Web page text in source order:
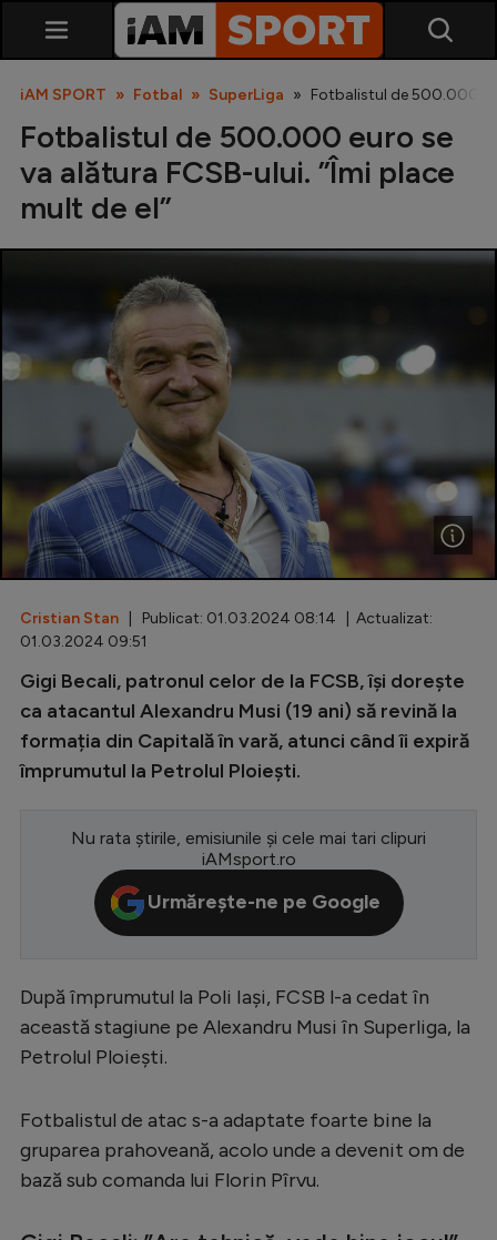
SuperLiga
Liga 2
Cupa României
Echipa Națională
U21
Fotbal feminin
Special
Diverse
Inedit
Champions League
Conference League
CM 2026
Premier League
Serie A
Bundesliga
Campionate
Starurile fotbalului
EURO 2024
iAM SPORT Fotbal SuperLiga Fotbalistul de 500.000
Fotbalistul de 500.000 euro se
va alătura FCSB-ului. ”Îmi place
mult de el”
Cristian Stan | Publicat: 01.03.2024 08:14 | Actualizat:
01.03.2024 09:51
Gigi Becali, patronul celor de la FCSB, își dorește
ca atacantul Alexandru Musi (19 ani) să revină la
formația din Capitală în vară, atunci când îi expiră
împrumutul la Petrolul Ploiești.
Nu rata știrile, emisiunile și cele mai tari clipuri
iAMsport.ro
Urmărește-ne pe Google
După împrumutul la Poli Iași, FCSB l-a cedat în
această stagiune pe Alexandru Musi în Superliga, la
Petrolul Ploiești.
Fotbalistul de atac s-a adaptate foarte bine la
gruparea prahoveană, acolo unde a devenit om de
bază sub comanda lui Florin Pîrvu.